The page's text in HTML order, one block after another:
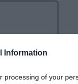
Information
processing of your
de nature et